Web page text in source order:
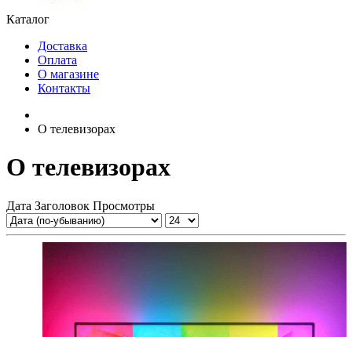
Каталог
Доставка
Оплата
О магазине
Контакты
О телевизорах
О телевизорах
Дата Заголовок Просмотры